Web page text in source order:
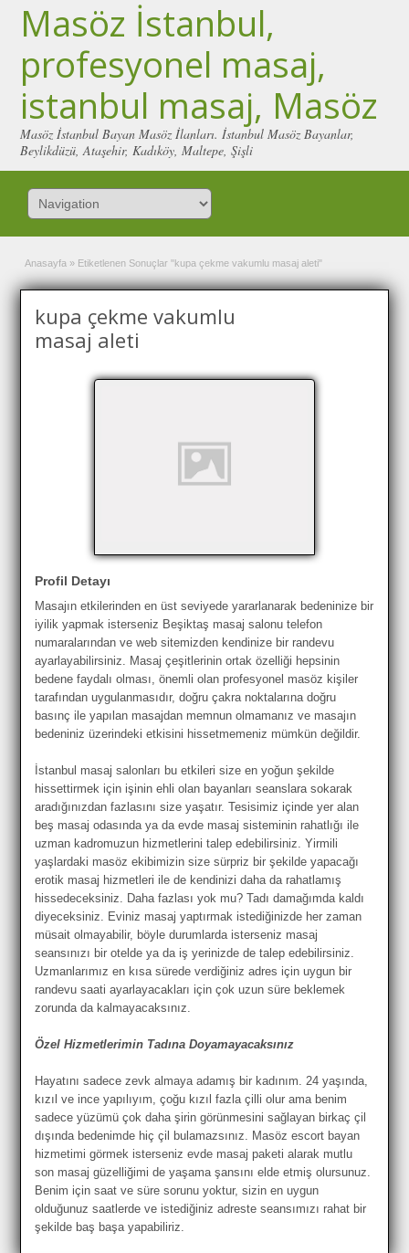
Masöz İstanbul,
profesyonel masaj,
istanbul masaj, Masöz
Masöz İstanbul Bayan Masöz İlanları. İstanbul Masöz Bayanlar,
Beylikdüzü, Ataşehir, Kadıköy, Maltepe, Şişli
Anasayfa » Etiketlenen Sonuçlar "kupa çekme vakumlu masaj aleti"
kupa çekme vakumlu
masaj aleti
Profil Detayı
Masajın etkilerinden en üst seviyede yararlanarak bedeninize bir
iyilik yapmak isterseniz Beşiktaş masaj salonu telefon
numaralarından ve web sitemizden kendinize bir randevu
ayarlayabilirsiniz. Masaj çeşitlerinin ortak özelliği hepsinin
bedene faydalı olması, önemli olan profesyonel masöz kişiler
tarafından uygulanmasıdır, doğru çakra noktalarına doğru
basınç ile yapılan masajdan memnun olmamanız ve masajın
bedeniniz üzerindeki etkisini hissetmemeniz mümkün değildir.
İstanbul masaj salonları bu etkileri size en yoğun şekilde
hissettirmek için işinin ehli olan bayanları seanslara sokarak
aradığınızdan fazlasını size yaşatır. Tesisimiz içinde yer alan
beş masaj odasında ya da evde masaj sisteminin rahatlığı ile
uzman kadromuzun hizmetlerini talep edebilirsiniz. Yirmili
yaşlardaki masöz ekibimizin size sürpriz bir şekilde yapacağı
erotik masaj hizmetleri ile de kendinizi daha da rahatlamış
hissedeceksiniz. Daha fazlası yok mu? Tadı damağımda kaldı
diyeceksiniz. Eviniz masaj yaptırmak istediğinizde her zaman
müsait olmayabilir, böyle durumlarda isterseniz masaj
seansınızı bir otelde ya da iş yerinizde de talep edebilirsiniz.
Uzmanlarımız en kısa sürede verdiğiniz adres için uygun bir
randevu saati ayarlayacakları için çok uzun süre beklemek
zorunda da kalmayacaksınız.
Özel Hizmetlerimin Tadına Doyamayacaksınız
Hayatını sadece zevk almaya adamış bir kadınım. 24 yaşında,
kızıl ve ince yapılıyım, çoğu kızıl fazla çilli olur ama benim
sadece yüzümü çok daha şirin görünmesini sağlayan birkaç çil
dışında bedenimde hiç çil bulamazsınız. Masöz escort bayan
hizmetimi görmek isterseniz evde masaj paketi alarak mutlu
son masaj güzelliğimi de yaşama şansını elde etmiş olursunuz.
Benim için saat ve süre sorunu yoktur, sizin en uygun
olduğunuz saatlerde ve istediğiniz adreste seansımızı rahat bir
şekilde baş başa yapabiliriz.